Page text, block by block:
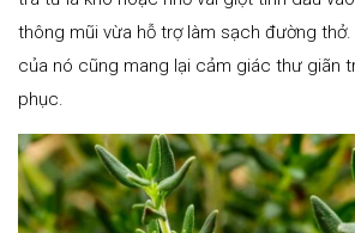
thông mũi vừa hỗ trợ làm sạch đường
của nó cũng mang lại cảm giác thư giãn
phục.